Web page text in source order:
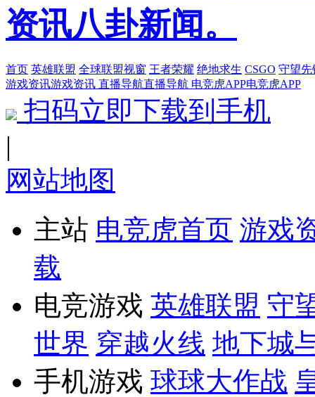
资讯八卦新闻。
首页 英雄联盟 全球联盟视窗 王者荣耀 绝地求生 CSGO 守望先
游戏资讯游戏资讯 直播导航直播导航 电竞虎APP电竞虎APP
扫码立即下载到手机
|
网站地图
主站 电竞虎首页 游戏
载
电竞游戏 英雄联盟 守
世界 穿越火线 地下城
手机游戏 球球大作战